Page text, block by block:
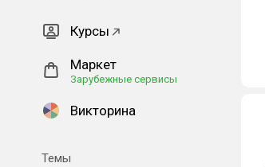
Курсы
Маркет
Зарубежные сервисы
Викторина
Темы